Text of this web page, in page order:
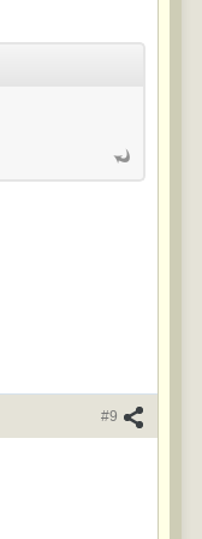
#9